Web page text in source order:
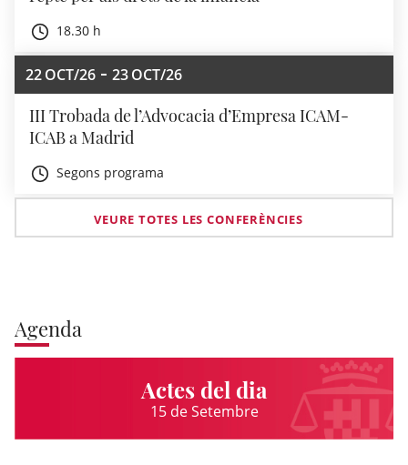
18.30 h
22OCT/26 23OCT/26
III Trobada de l’Advocacia d’Empresa ICAM-
ICAB a Madrid
Segons programa
VEURE TOTES LES CONFERÈNCIES
Agenda
Actes del dia
15 de Setembre